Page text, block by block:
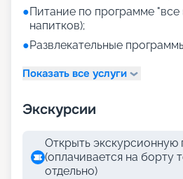
●Питание по программе
напитков);
●Развлекательные
Показать все услуги
Экскурсии
Открыть экскурсионную
(оплачивается на борту
отдельно)